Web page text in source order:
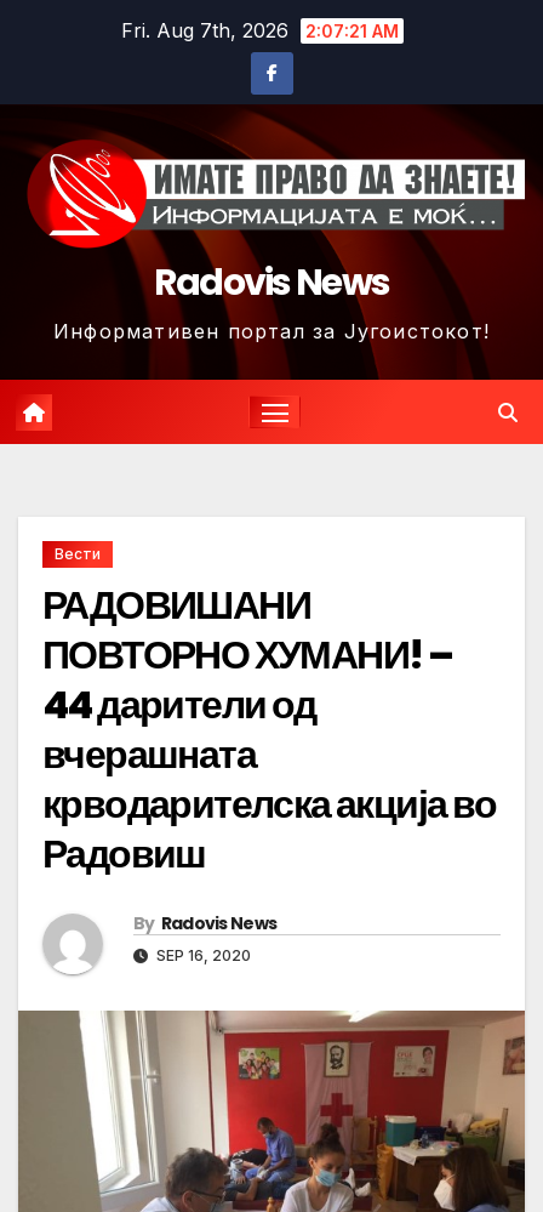
Fri. Aug 7th, 2026 2:07:24 AM
Radovis News
Информативен портал за Југоистокот!
Вести
РАДОВИШАНИ
ПОВТОРНО ХУМАНИ! –
44 дарители од
вчерашната
крводарителска акција во
Радовиш
By Radovis News
SEP 16, 2020